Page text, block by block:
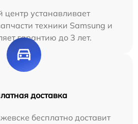
центр устанавливает
техники Samsung и
гарантию до 3 лет.
доставка
бесплатно доставит